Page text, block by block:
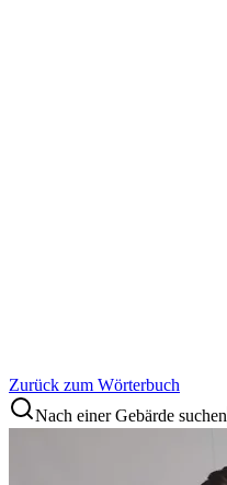
Zurück zum Wörterbuch
Nach einer Gebärde suchen